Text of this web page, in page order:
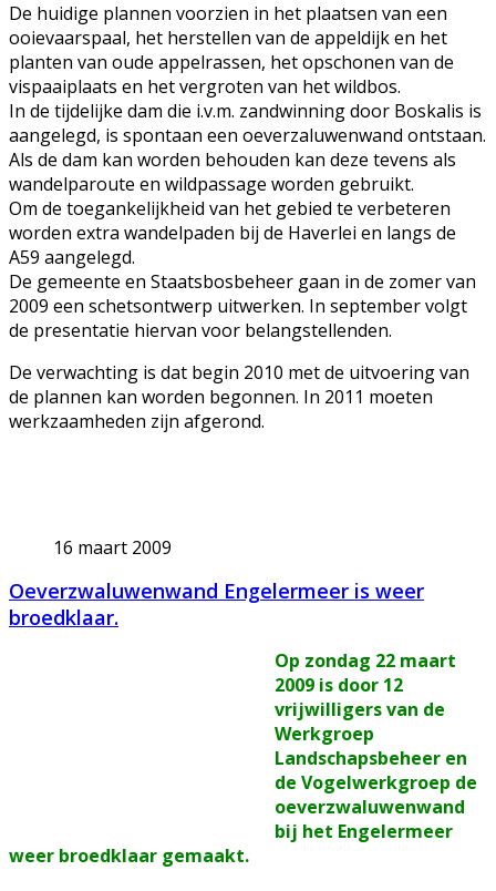
De huidige plannen voorzien in het plaatsen van een
ooievaarspaal, het herstellen van de appeldijk en het
planten van oude appelrassen, het opschonen van de
vispaaiplaats en het vergroten van het wildbos.
In de tijdelijke dam die i.v.m. zandwinning door Boskalis is
aangelegd, is spontaan een oeverzaluwenwand ontstaan.
Als de dam kan worden behouden kan deze tevens als
wandelparoute en wildpassage worden gebruikt.
Om de toegankelijkheid van het gebied te verbeteren
worden extra wandelpaden bij de Haverlei en langs de
A59 aangelegd.
De gemeente en Staatsbosbeheer gaan in de zomer van
2009 een schetsontwerp uitwerken. In september volgt
de presentatie hiervan voor belangstellenden.
De verwachting is dat begin 2010 met de uitvoering van
de plannen kan worden begonnen. In 2011 moeten
werkzaamheden zijn afgerond.
16 maart 2009
Oeverzwaluwenwand Engelermeer is weer
broedklaar.
Op zondag 22 maart
2009 is door 12
vrijwilligers van de
Werkgroep
Landschapsbeheer en
de Vogelwerkgroep de
oeverzwaluwenwand
bij het Engelermeer
weer broedklaar gemaakt.